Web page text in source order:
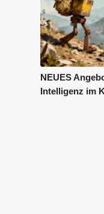
NEUES
Intelligenz im